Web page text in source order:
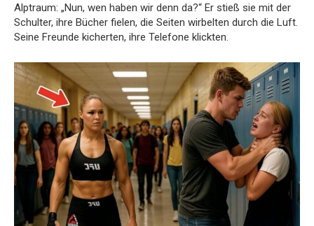
Alptraum: „Nun, wen haben wir denn da?“ Er stieß sie mit der
Schulter, ihre Bücher fielen, die Seiten wirbelten durch die Luft.
Seine Freunde kicherten, ihre Telefone klickten.